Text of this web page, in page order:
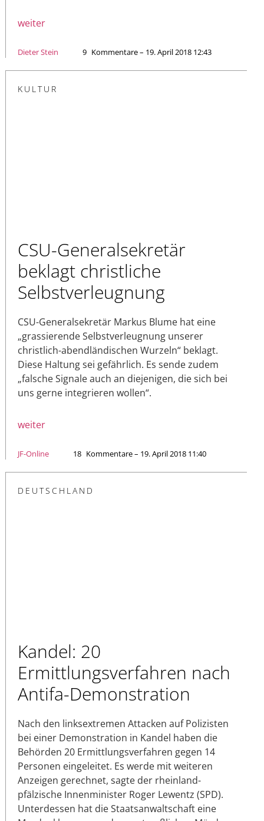
weiter
Dieter Stein 9 Kommentare – 19. April 2018 12:43
KULTUR
CSU-Generalsekretär
beklagt christliche
Selbstverleugnung
CSU-Generalsekretär Markus Blume hat eine
„grassierende Selbstverleugnung unserer
christlich-abendländischen Wurzeln“ beklagt.
Diese Haltung sei gefährlich. Es sende zudem
„falsche Signale auch an diejenigen, die sich bei
uns gerne integrieren wollen“.
weiter
JF-Online 18 Kommentare – 19. April 2018 11:40
DEUTSCHLAND
Kandel: 20
Ermittlungsverfahren nach
Antifa-Demonstration
Nach den linksextremen Attacken auf Polizisten
bei einer Demonstration in Kandel haben die
Behörden 20 Ermittlungsverfahren gegen 14
Personen eingeleitet. Es werde mit weiteren
Anzeigen gerechnet, sagte der rheinland-
pfälzische Innenminister Roger Lewentz (SPD).
Unterdessen hat die Staatsanwaltschaft eine